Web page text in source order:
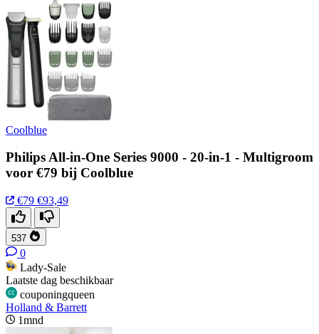
Coolblue
Philips All-in-One Series 9000 - 20-in-1 - Multigroom
voor €79 bij Coolblue
€79 €93,49
537
0
Lady-Sale
Laatste dag beschikbaar
couponingqueen
Holland & Barrett
1mnd